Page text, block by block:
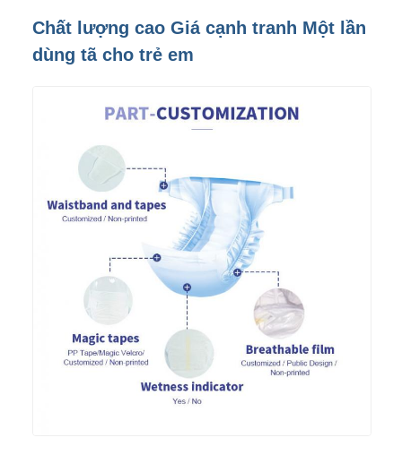
Chất lượng cao Giá cạnh tranh Một lần
dùng tã cho trẻ em